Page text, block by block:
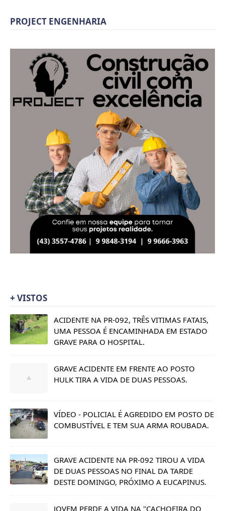
PROJECT ENGENHARIA
+ VISTOS
ACIDENTE NA PR-092, TRÊS VITIMAS FATAIS,
UMA PESSOA É ENCAMINHADA EM ESTADO
GRAVE PARA O HOSPITAL.
GRAVE ACIDENTE EM FRENTE AO POSTO
HULK TIRA A VIDA DE DUAS PESSOAS.
VÍDEO - POLICIAL É AGREDIDO EM POSTO DE
COMBUSTÍVEL E TEM SUA ARMA ROUBADA.
GRAVE ACIDENTE NA PR-092 TIROU A VIDA
DE DUAS PESSOAS NO FINAL DA TARDE
DESTE DOMINGO, PRÓXIMO A EUCAPINUS.
JOVEM PERDE A VIDA NA "CACHOEIRA DO